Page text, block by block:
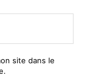
site dans le